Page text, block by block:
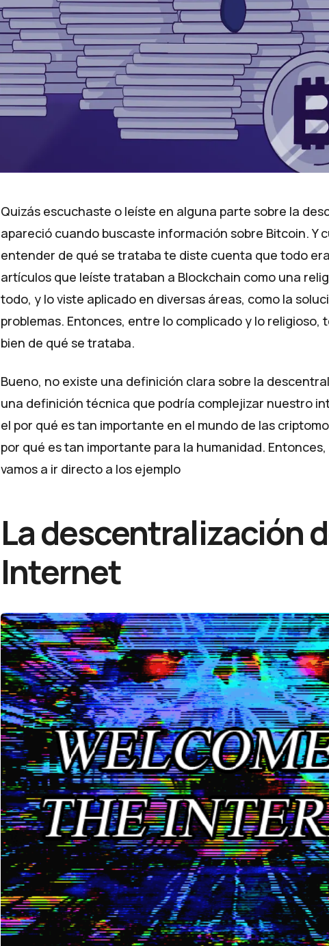
Quizás escuchaste o leíste en alguna parte sobre la
apareció cuando buscaste información sobre Bitcoin. Y
entender de qué se trataba te diste cuenta que todo
artículos que leíste trataban a Blockchain como una
todo, y lo viste aplicado en diversas áreas, como la
problemas. Entonces, entre lo complicado y lo
bien de qué se trataba.
Bueno, no existe una definición clara sobre la
una definición técnica que podría complejizar nuestro
el por qué es tan importante en el mundo de las
por qué es tan importante para la humanidad.
vamos a ir directo a los ejemplo
La descentralización
Internet